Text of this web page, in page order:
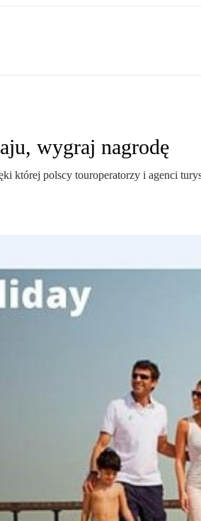
wygraj nagrodę
której polscy touroperatorzy i agenci